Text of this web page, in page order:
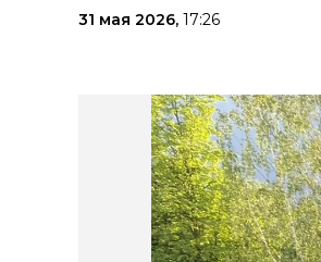
31 мая 2026, 17:26